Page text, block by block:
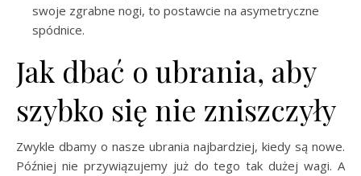
swoje zgrabne nogi, to postawcie na asymetryczne
spódnice.
Jak dbać o ubrania, aby
szybko się nie zniszczyły
Zwykle dbamy o nasze ubrania najbardziej, kiedy są nowe.
Później nie przywiązujemy już do tego tak dużej wagi. A